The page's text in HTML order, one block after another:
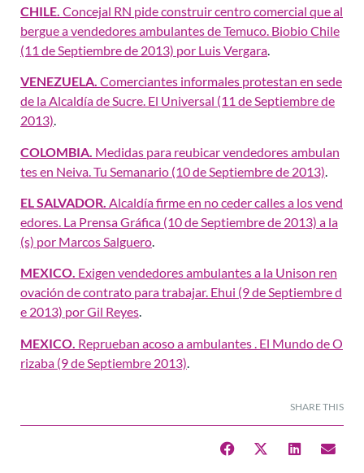
CHILE. Concejal RN pide construir centro comercial que al
bergue a vendedores ambulantes de Temuco. Biobio Chile
(11 de Septiembre de 2013) por Luis Vergara
VENEZUELA. Comerciantes informales protestan en sede
de la Alcaldía de Sucre. El Universal (11 de Septiembre de
2013).
COLOMBIA. Medidas para reubicar vendedores ambulan
tes en Neiva. Tu Semanario (10 de Septiembre de 2013)
EL SALVADOR. Alcaldía firme en no ceder calles a los vend
edores. La Prensa Gráfica (10 de Septiembre de 2013) a la
(s) por Marcos Salguero.
MEXICO. Exigen vendedores ambulantes a la Unison ren
ovación de contrato para trabajar. Ehui (9 de Septiembre d
e 2013) por Gil Reyes.
MEXICO. Reprueban acoso a ambulantes . El Mundo de O
rizaba (9 de Septiembre 2013)
SHARE THIS